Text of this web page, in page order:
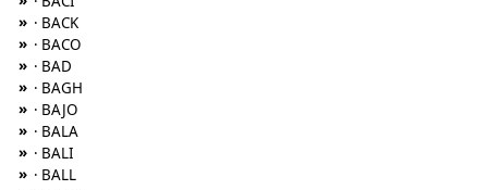
» · BACK
» · BACO
» · BAD
» · BAGH
» · BAJO
» · BALA
» · BALI
» · BALL